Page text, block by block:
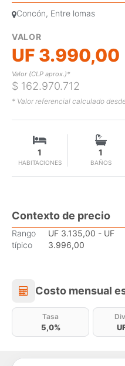
Concón, Entre lomas
VALOR
UF 3.990,00
Valor (CLP aprox.)*
$ 162.970.712
* Valor referencial calculado
HABITACIONES
1
BAÑOS
1
Contexto de precio
Rango
típico
UF 3.135,00 - UF
3.996,00
Costo
Costo mensual
Tasa
5,0%